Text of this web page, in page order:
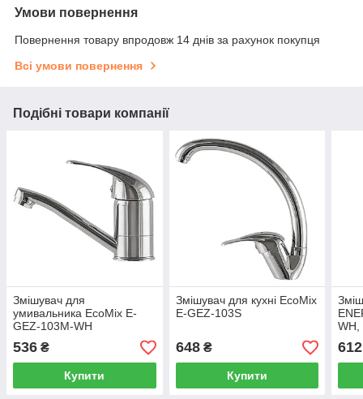
Умови повернення
Повернення товару впродовж 14 днів за рахунок покупця
Всі умови повернення
Подібні товари компанії
Змішувач для
умивальника EcoMix E-
GEZ-103M-WH
536 ₴
Купити
Змішувач для кухні EcoMix
E-GEZ-103S
648₴
Купити
WH,
612